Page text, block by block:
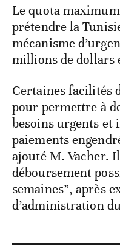
Le quota
prétendre la
mécanisme
millions de dollars
Certaines facilités
pour permettre à
besoins urgents et
paiements
ajouté M. Vacher.
déboursement
semaines”, après
d’administration